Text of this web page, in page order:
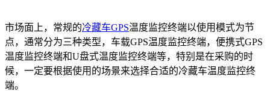
市场面上，常规的冷藏车GPS温度监控终端以使用模式为节
点，通常分为三种类型，车载GPS温度监控终端，便携式GPS
温度监控终端和U盘式温度监控终端等，特别是在采购的时
候，一定要根据使用的场景来选择合适的冷藏车温度监控终
端。